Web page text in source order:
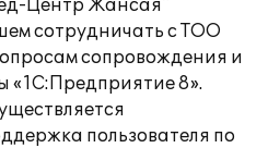
Центр Жансая"
сотрудничать с ТОО
сопровождения и
«1С:Предприятие 8».
пользователя по